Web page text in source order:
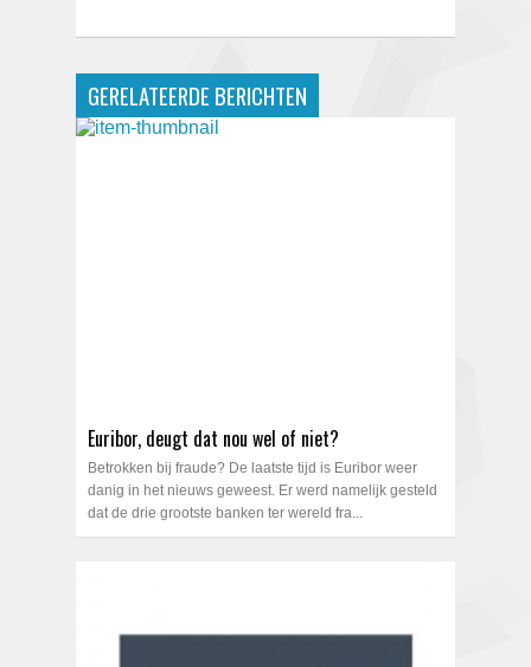
GERELATEERDE BERICHTEN
Euribor, deugt dat nou wel of niet?
Betrokken bij fraude? De laatste tijd is Euribor weer
danig in het nieuws geweest. Er werd namelijk gesteld
dat de drie grootste banken ter wereld fra...